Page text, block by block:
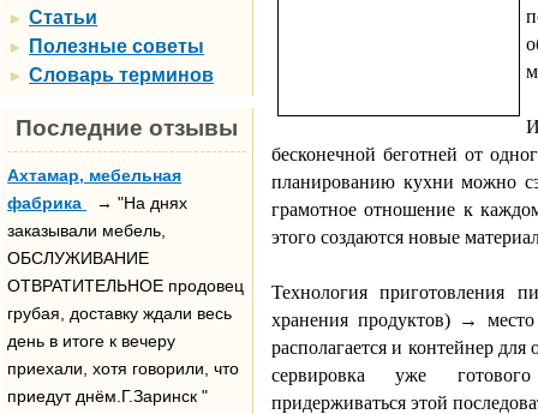
► Статьи
► Полезные советы
► Словарь терминов
Последние отзывы
Ахтамар, мебельная
фабрика
→ "На днях
заказывали мебель,
ОБСЛУЖИВАНИЕ
ОТВРАТИТЕЛЬНОЕ продовец
грубая, доставку ждали весь
день в итоге к вечеру
приехали, хотя говорили, что
приедут днём.Г.Заринск "
бесконечной беготней от
планированию кухни можно
грамотное отношение к
этого создаются новые
Технология приготовления
хранения продуктов) →
располагается и контейнер для
сервировка уже
придерживаться этой